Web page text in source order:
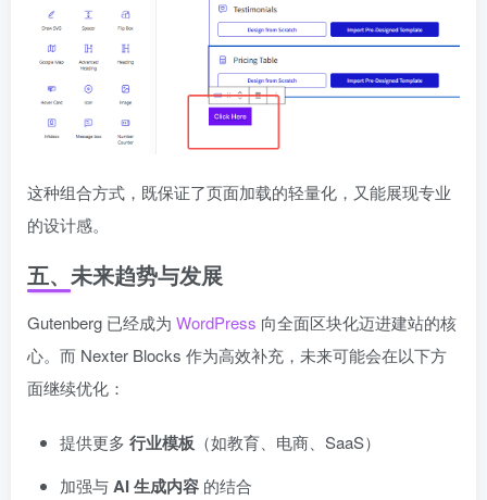
这种组合方式，既保证了页面加载的轻量化，又能展现专业
的设计感。
五、未来趋势与发展
Gutenberg 已经成为 WordPress 向全面区块化迈进建站的核
心。而 Nexter Blocks 作为高效补充，未来可能会在以下方
面继续优化：
提供更多 行业模板 （如教育、电商、SaaS）
加强与AI 生成内容 的结合